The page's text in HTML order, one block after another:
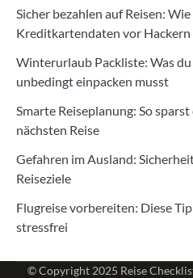
Sicher bezahlen auf Reisen:
Kreditkartendaten vor
Winterurlaub Packliste: Was
unbedingt einpacken musst
Smarte Reiseplanung: So
nächsten Reise
Gefahren im Ausland:
Reiseziele
Flugreise vorbereiten: Diese
stressfrei
© Copyright 2025 Reise